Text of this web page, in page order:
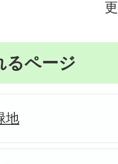
るページ
地